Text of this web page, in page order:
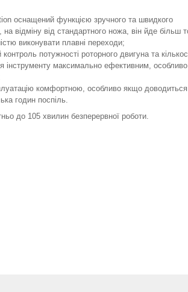
оснащений функцією зручного та швидкого
відміну від стандартного ножа, він йде більш
виконувати плавні переходи;
потужності роторного двигуна та
інструменту максимально ефективним,
комфортною, особливо якщо доводиться
годин поспіль.
до 105 хвилин безперервної роботи.